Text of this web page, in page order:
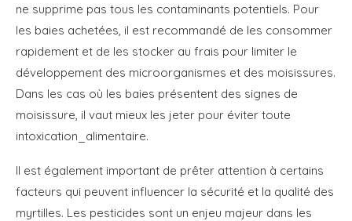
ne supprime pas tous les contaminants potentiels. Pour
les baies achetées, il est recommandé de les consommer
rapidement et de les stocker au frais pour limiter le
développement des microorganismes et des moisissures.
Dans les cas où les baies présentent des signes de
moisissure, il vaut mieux les jeter pour éviter toute
intoxication_alimentaire.
Il est également important de prêter attention à certains
facteurs qui peuvent influencer la sécurité et la qualité des
myrtilles. Les pesticides sont un enjeu majeur dans les